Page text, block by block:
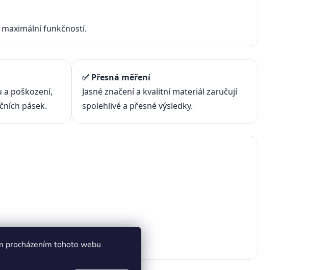
procházením tohoto webu
funkčností.
a poškození,
pásek.
✅ Přesná měření
Jasné značení a kvalitní materiál zaručují
spolehlivé a přesné výsledky.